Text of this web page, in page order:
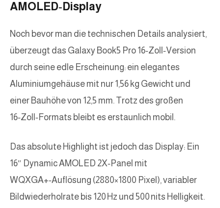
AMOLED‑Display
Noch bevor man die technischen Details analysiert,
überzeugt das Galaxy Book5 Pro 16‑Zoll‑Version
durch seine edle Erscheinung: ein elegantes
Aluminiumgehäuse mit nur 1,56 kg Gewicht und
einer Bauhöhe von 12,5 mm. Trotz des großen
16‑Zoll‑Formats bleibt es erstaunlich mobil.
Das absolute Highlight ist jedoch das Display: Ein
16″ Dynamic AMOLED 2X‑Panel mit
WQXGA+‑Auflösung (2880×1800 Pixel), variabler
Bildwiederholrate bis 120 Hz und 500 nits Helligkeit.